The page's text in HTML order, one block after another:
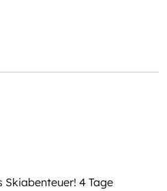
4 Tage